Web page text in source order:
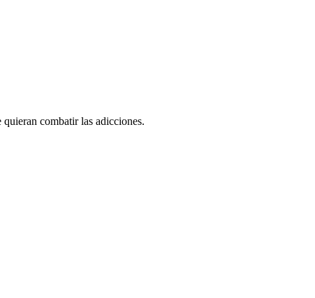
combatir las adicciones.